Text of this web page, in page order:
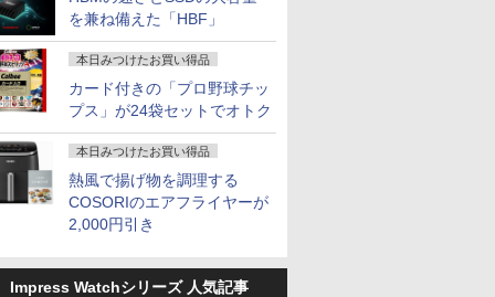
を兼ね備えた「HBF」
本日みつけたお買い得品
カード付きの「プロ野球チッ
プス」が24袋セットでオトク
本日みつけたお買い得品
熱風で揚げ物を調理する
COSORIのエアフライヤーが
2,000円引き
Impress Watchシリーズ 人気記事